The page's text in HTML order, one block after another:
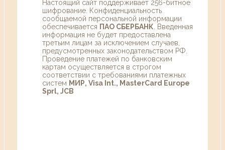
Настоящий сайт поддерживает 256-битное
шифрование. Конфиденциальность
сообщаемой персональной информации
обеспечивается ПАО СБЕРБАНК . Введенная
информация не будет предоставлена
третьим лицам за исключением случаев,
предусмотренных законодательством РФ.
Проведение платежей по банковским
картам осуществляется в строгом
соответствии с требованиями платежных
систем МИР, Visa Int., MasterCard Europe
Sprl, JCB